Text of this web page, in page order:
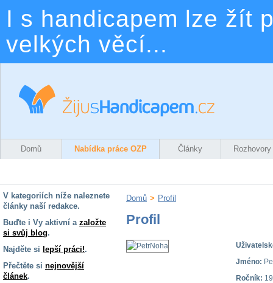
I s handicapem lze žít
velkých věcí...
Domů Nabídka práce OZP Články Rozhovory
V kategoriích níže naleznete
články naší redakce.
Buďte i Vy aktivní a založte
si svůj blog.
Najděte si lepší práci!.
Přečtěte si nejnovější
článek.
Domů > Profil
Profil
Jméno:
Ročník: